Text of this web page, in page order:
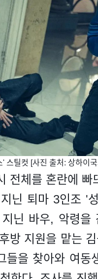
스틸컷 [사진 출처: 상하이
전체를 혼란에 빠
닌 퇴마 3인조 '
닌 바우, 악령을
방 지원을 맡는
들을 찾아와 여동